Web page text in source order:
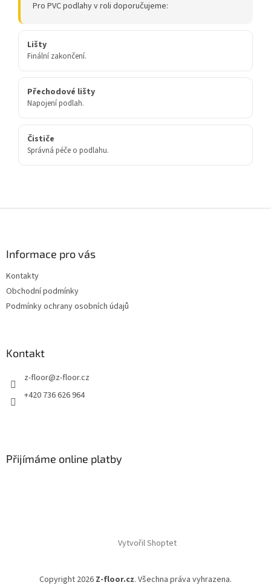
Pro PVC podlahy v roli doporučujeme:
Lišty
Finální zakončení.
Přechodové lišty
Napojení podlah.
Čističe
Správná péče o podlahu.
Informace pro vás
Kontakty
Obchodní podmínky
Podmínky ochrany osobních údajů
Kontakt
z-floor@z-floor.cz
+420 736 626 964
Přijímáme online platby
Vytvořil Shoptet
Copyright 2026 Z-floor.cz. Všechna práva vyhrazena.